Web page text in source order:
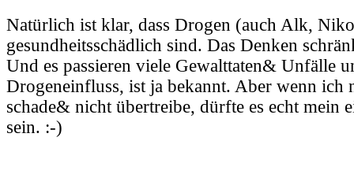
Natürlich ist klar, dass Drogen (auch Alk,
gesundheitsschädlich sind. Das Denken
Und es passieren viele Gewalttaten& Unfälle
Drogeneinfluss, ist ja bekannt. Aber wenn ich
schade& nicht übertreibe, dürfte es echt mein
sein. :-)